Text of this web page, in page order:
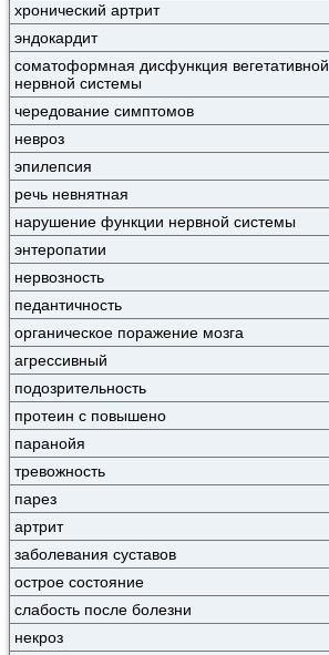
хронический артрит
эндокардит
соматоформная дисфункция вегетативной
нервной системы
чередование симптомов
невроз
эпилепсия
речь невнятная
нарушение функции нервной системы
энтеропатии
нервозность
педантичность
органическое поражение мозга
агрессивный
подозрительность
протеин с повышено
паранойя
тревожность
парез
артрит
заболевания суставов
острое состояние
слабость после болезни
некроз